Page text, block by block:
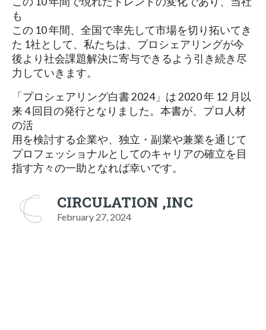
も
この 10 年間、全国で率先して市場を切り拓いてき
た 1社として、私たちは、プロシェアリングが今
後より社会課題解決に寄与できるよう引き続き尽
力していきます。
「プロシェアリング白書 2024」は 2020 年 12 月以
来 4 回目の発行となりました。本書が、プロ人材
の活
用を検討する企業や、独立・副業や兼業を通じて
プロフェッショナルとしてのキャリアの確立を目
指す方々の一助となれば幸いです。
CIRCULATION ,INC
February 27, 2024